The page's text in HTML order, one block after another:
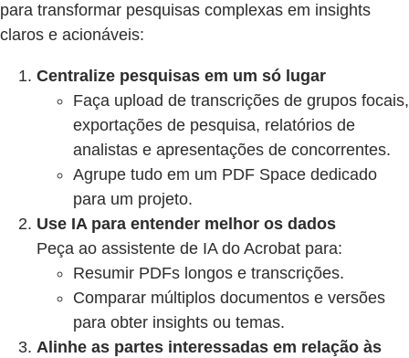
para transformar pesquisas complexas em insights
claros e acionáveis:
Centralize pesquisas em um só lugar
Faça upload de transcrições de grupos focais,
exportações de pesquisa, relatórios de
analistas e apresentações de concorrentes.
Agrupe tudo em um PDF Space dedicado
para um projeto.
Use IA para entender melhor os dados
Peça ao assistente de IA do Acrobat para:
Resumir PDFs longos e transcrições.
Comparar múltiplos documentos e versões
para obter insights ou temas.
Alinhe as partes interessadas em relação às